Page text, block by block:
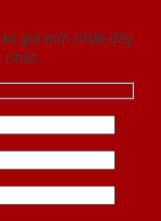
giá mới nhât đầy
nhất.